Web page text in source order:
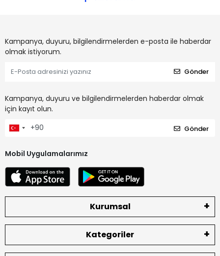
Kampanya, duyuru, bilgilendirmelerden e-posta ile haberdar
olmak istiyorum.
Gönder
Kampanya, duyuru ve bilgilendirmelerden haberdar olmak
için kayıt olun.
Gönder
Mobil Uygulamalarımız
Kurumsal
Kategoriler